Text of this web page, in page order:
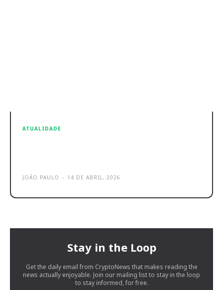
ATUALIDADE
JOÃO PAULO - 14 DE ABRIL, 2026
Stay in the Loop
Get the daily email from CryptoNews that makes reading the
news actually enjoyable. Join our mailing list to stay in the loop
to stay informed, for free.